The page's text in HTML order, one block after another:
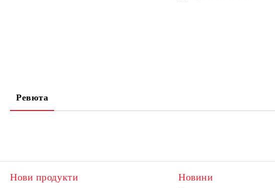
Ревюта
Нови продукти Новини